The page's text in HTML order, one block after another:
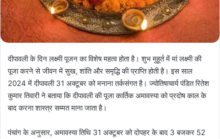
दीपावली के दिन लक्ष्मी पूजन का विशेष महत्व होता है। शुभ मुहूर्त में मां लक्ष्मी की
पूजा करने से जीवन में सुख, शांति और समृद्धि की प्राप्ति होती है। इस साल
2024 में दीपावली 31 अक्टूबर को मनाना तर्कसंगत है। ज्योतिषाचार्य पंडित रितेश
कुमार तिवारी ने बताया कि दीपावली की पूजा कार्तिक अमावस्या को प्रदोष काल के
बाद करना शास्त्र सम्मत माना जाता है।
पंचांग के अनुसार, अमावस्या तिथि 31 अक्टूबर को दोपहर के बाद 3 बजकर 52